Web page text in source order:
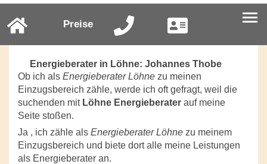
Preise
Energieberater in Löhne: Johannes Thobe
Ob ich als Energieberater Löhne zu meinen
Einzugsbereich zähle, werde ich oft gefragt, weil die
suchenden mit Löhne Energieberater auf meine
Seite stoßen.
Ja , ich zähle als Energieberater Löhne zu meinem
Einzugsbereich und biete dort alle meine Leistungen
als Energieberater an.